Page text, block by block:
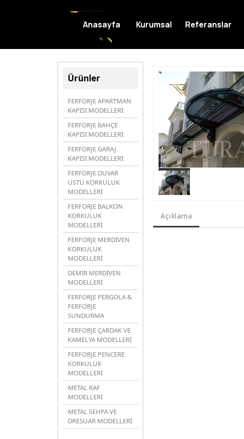
Ürünler
FERFORJE APARTMAN
KAPISI MODELLERİ
FERFORJE BAHÇE
KAPISI MODELLERİ
FERFORJE GARAJ
KAPISI MODELLERİ
FERFORJE DUVAR
ÜSTÜ KORKULUK
MODELLERİ
FERFORJE BALKON
KORKULUK
MODELLERİ
FERFORJE MERDİVEN
KORKULUK
MODELLERİ
DEMİR MERDİVEN
MODELLERİ
FERFORJE PERGOLA &
FERFORJE
SUNDURMA
FERFORJE ÇARDAK VE
KAMELYA MODELLERİ
FERFORJE PENCERE
KORKULUK
MODELLERİ
METAL RAF
MODELLERİ
METAL SEHPA VE
DRESUAR MODELLERİ
Açıklama
Anasayfa Kurumsal Referanslar